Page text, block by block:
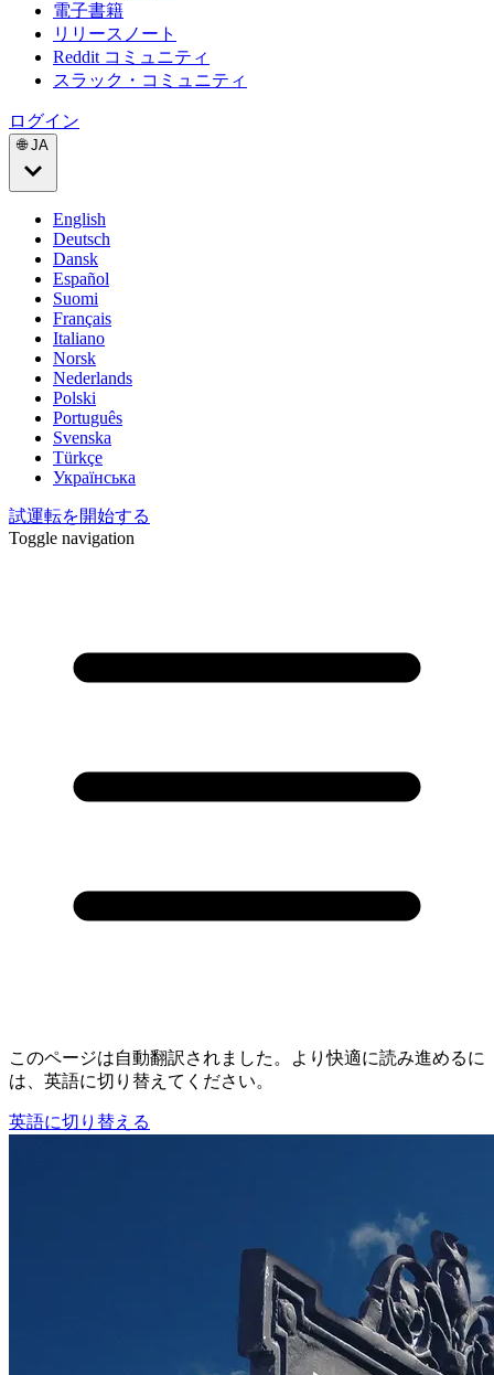
電子書籍
リリースノート
Reddit コミュニティ
スラック・コミュニティ
ログイン
🌐 JA
English
Deutsch
Dansk
Español
Suomi
Français
Italiano
Norsk
Nederlands
Polski
Português
Svenska
Türkçe
Українська
試運転を開始する
Toggle navigation
このページは自動翻訳されました。より快適に読み進めるに
は、英語に切り替えてください。
英語に切り替える